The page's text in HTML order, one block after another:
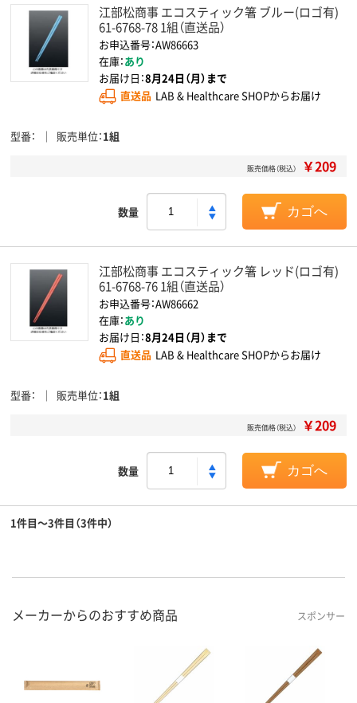
江部松商事 エコスティック箸 ブルー(ロゴ有)
61-6768-78 1組（直送品）
お申込番号：AW86663
在庫：あり
お届け日：8月24日（月）まで
直送品 LAB & Healthcare SHOPからお届け
型番 販売単位 1組
販売価格（税込） ￥209
数量 カゴへ
江部松商事 エコスティック箸 レッド(ロゴ有)
61-6768-76 1組（直送品）
お申込番号：AW86662
在庫：あり
お届け日：8月24日（月）まで
直送品 LAB & Healthcare SHOPからお届け
型番 販売単位 1組
販売価格（税込） ￥209
数量 カゴへ
1件目～3件目（3件中）
メーカーからのおすすめ商品 スポンサー